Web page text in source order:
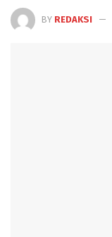
BY REDAKSI